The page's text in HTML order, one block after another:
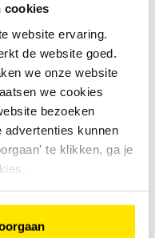
cookies
website ervaring.
de website goed.
we onze website
we cookies
bezoeken
advertenties kunnen
te klikken, ga je
biedt de Cortina
rijden aangenaam
van het stuur
blijft en toch
zadelpen
rijpositie te
kickstand je
geparkeerd staat. De
Cortina E-Nite
met de